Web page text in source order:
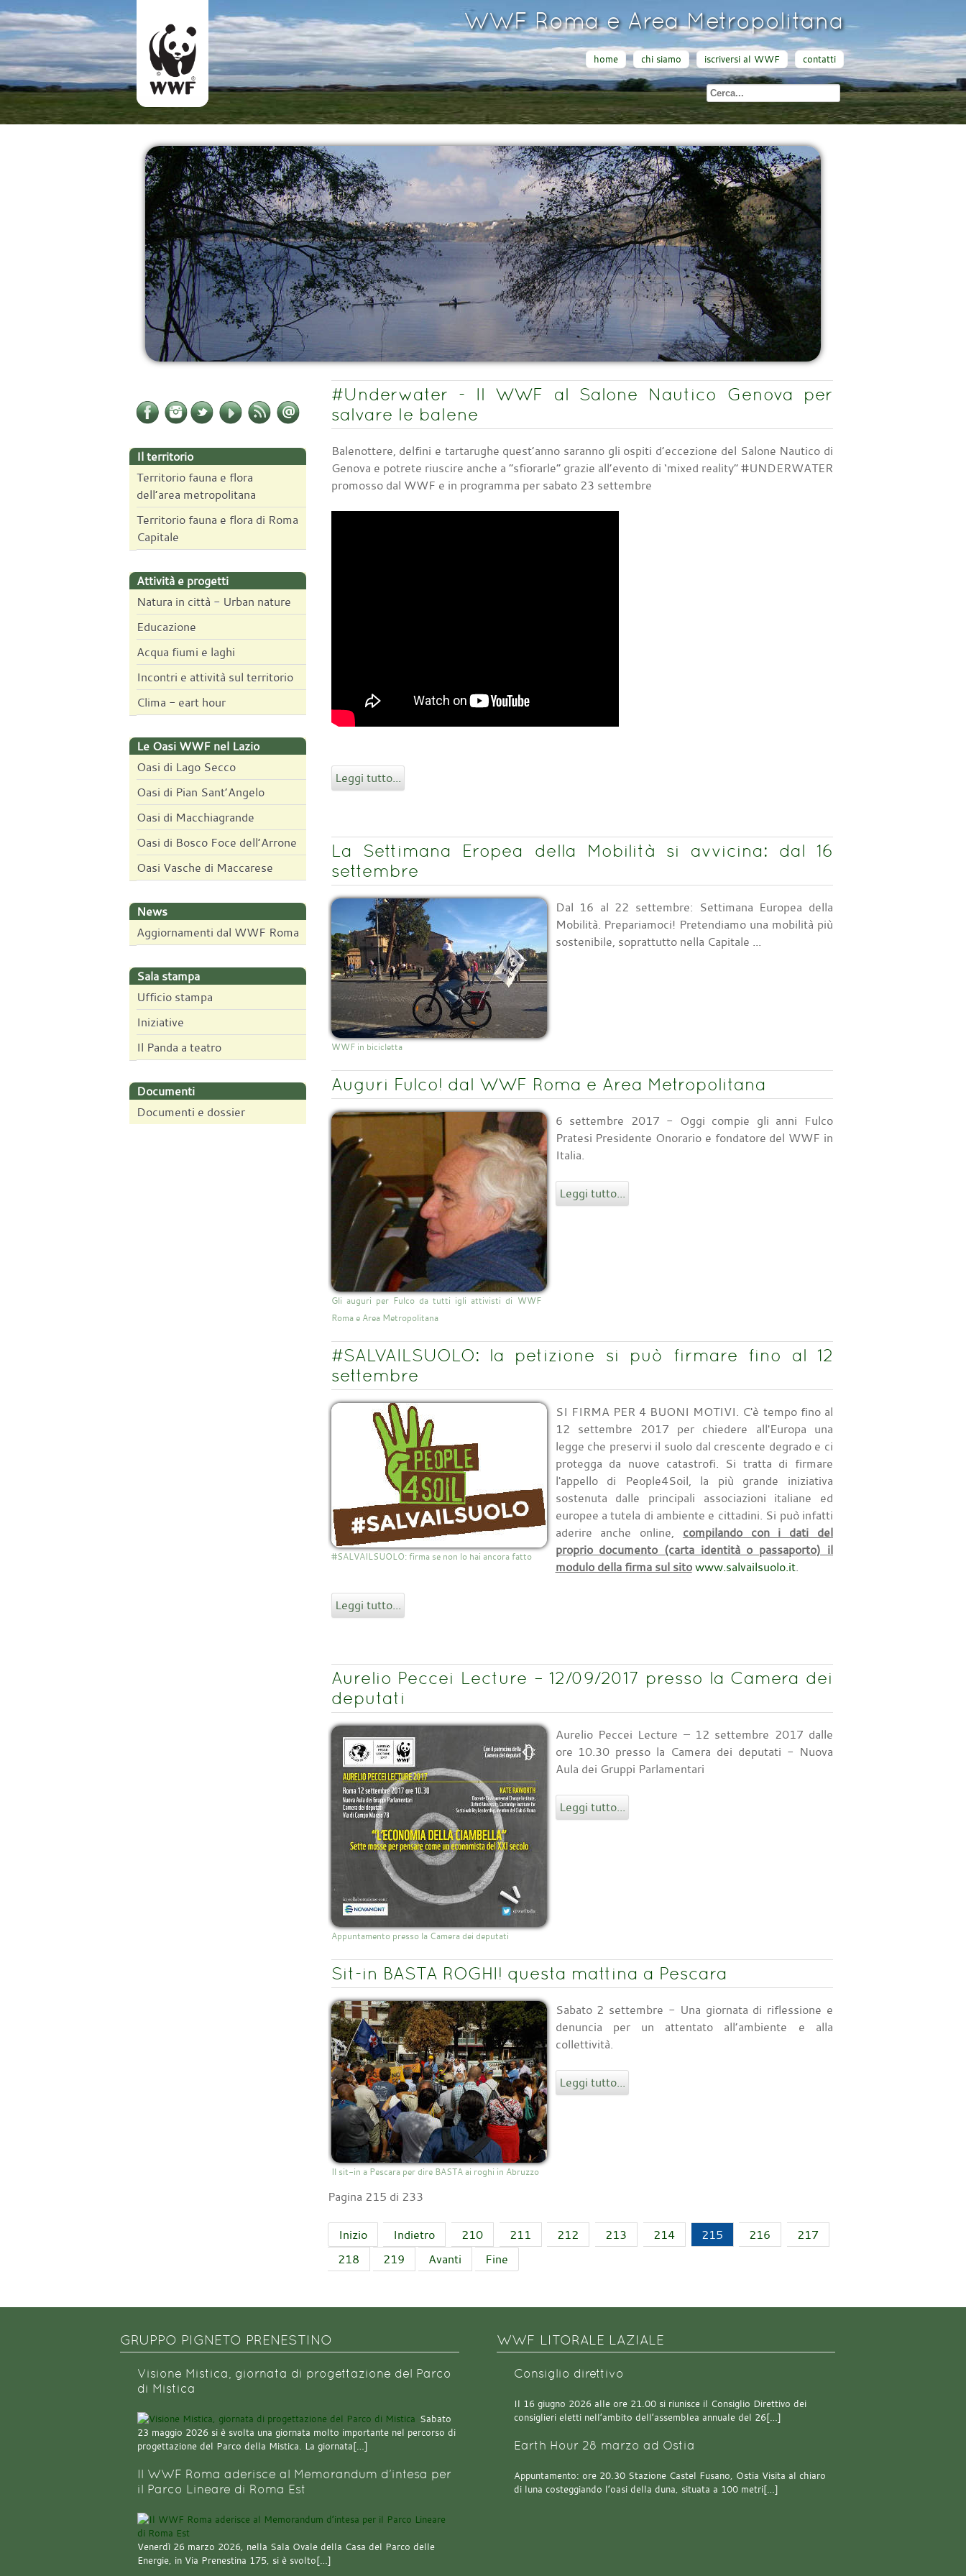
WWF Roma e Area Metropolitana
home chi siamo iscriversi al WWF contatti
Il territorio
Territorio fauna e flora
dell’area metropolitana
Territorio fauna e flora di Roma
Capitale
Attività e progetti
Natura in città - Urban nature
Educazione
Acqua fiumi e laghi
Incontri e attività sul territorio
Clima - eart hour
Le Oasi WWF nel Lazio
Oasi di Lago Secco
Oasi di Pian Sant’Angelo
Oasi di Macchiagrande
Oasi di Bosco Foce dell’Arrone
Oasi Vasche di Maccarese
News
Aggiornamenti dal WWF Roma
Sala stampa
Ufficio stampa
Iniziative
Il Panda a teatro
Documenti
Documenti e dossier
#Underwater - Il WWF al Salone Nautico Genova per
salvare le balene
Balenottere, delfini e tartarughe quest’anno saranno gli ospiti d’eccezione del Salone Nautico di
Genova e potrete riuscire anche a “sfiorarle” grazie all’evento di ‘mixed reality” #UNDERWATER
promosso dal WWF e in programma per sabato 23 settembre
Leggi tutto...
La Settimana Eropea della Mobilità si avvicina: dal 16
settembre
WWF in bicicletta
Dal 16 al 22 settembre: Settimana Europea della
Mobilità. Prepariamoci! Pretendiamo una mobilità più
sostenibile, soprattutto nella Capitale ...
Auguri Fulco! dal WWF Roma e Area Metropolitana
Gli auguri per Fulco da tutti igli attivisti di WWF
Roma e Area Metropolitana
6 settembre 2017 - Oggi compie gli anni Fulco
Pratesi Presidente Onorario e fondatore del WWF in
Italia.
Leggi tutto...
#SALVAILSUOLO: la petizione si può firmare fino al 12
settembre
#SALVAILSUOLO: firma se non lo hai ancora fatto
SI FIRMA PER 4 BUONI MOTIVI. C'è tempo fino al
12 settembre 2017 per chiedere all'Europa una
legge che preservi il suolo dal crescente degrado e ci
protegga da nuove catastrofi. Si tratta di firmare
l'appello di People4Soil, la più grande iniziativa
sostenuta dalle principali associazioni italiane ed
europee a tutela di ambiente e cittadini. Si può infatti
aderire anche online, compilando con i dati del
proprio documento (carta identità o passaporto) il
modulo della firma sul sito www.salvailsuolo.it.
Leggi tutto...
Aurelio Peccei Lecture – 12/09/2017 presso la Camera dei
deputati
Appuntamento presso la Camera dei deputati
Aurelio Peccei Lecture – 12 settembre 2017 dalle
ore 10.30 presso la Camera dei deputati - Nuova
Aula dei Gruppi Parlamentari
Leggi tutto...
Sit-in BASTA ROGHI! questa mattina a Pescara
Il sit-in a Pescara per dire BASTA ai roghi in Abruzzo
Sabato 2 settembre - Una giornata di riflessione e
denuncia per un attentato all’ambiente e alla
collettività.
Leggi tutto...
Pagina 215 di 233
Inizio Indietro 210 211 212 213 214 215 216
217
218
219 Avanti Fine
GRUPPO PIGNETO PRENESTINO
Visione Mistica, giornata di progettazione del Parco
di Mistica
Sabato
23 maggio 2026 si è svolta una giornata molto importante nel percorso di
progettazione del Parco della Mistica. La giornata[…]
Il WWF Roma aderisce al Memorandum d’intesa per
il Parco Lineare di Roma Est
Venerdì 26 marzo 2026, nella Sala Ovale della Casa del Parco delle
Energie, in Via Prenestina 175, si è svolto[…]
WWF LITORALE LAZIALE
Consiglio direttivo
Il 16 giugno 2026 alle ore 21.00 si riunisce il Consiglio Direttivo dei
consiglieri eletti nell’ambito dell’assemblea annuale del 26[…]
Earth Hour 28 marzo ad Ostia
Appuntamento: ore 20.30 Stazione Castel Fusano, Ostia Visita al chiaro
di luna costeggiando l’oasi della duna, situata a 100 metri[…]